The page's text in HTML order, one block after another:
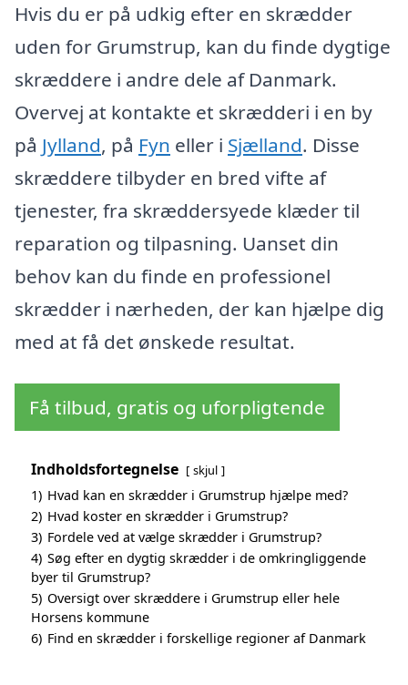
Hvis du er på udkig efter en skrædder
uden for Grumstrup, kan du finde dygtige
skræddere i andre dele af Danmark.
Overvej at kontakte et skrædderi i en by
på Jylland, på Fyn eller i Sjælland. Disse
skræddere tilbyder en bred vifte af
tjenester, fra skræddersyede klæder til
reparation og tilpasning. Uanset din
behov kan du finde en professionel
skrædder i nærheden, der kan hjælpe dig
med at få det ønskede resultat.
Få tilbud, gratis og uforpligtende
Indholdsfortegnelse skjul
1) Hvad kan en skrædder i Grumstrup hjælpe med?
2) Hvad koster en skrædder i Grumstrup?
3) Fordele ved at vælge skrædder i Grumstrup?
4) Søg efter en dygtig skrædder i de omkringliggende
byer til Grumstrup?
5) Oversigt over skræddere i Grumstrup eller hele
Horsens kommune
6) Find en skrædder i forskellige regioner af Danmark